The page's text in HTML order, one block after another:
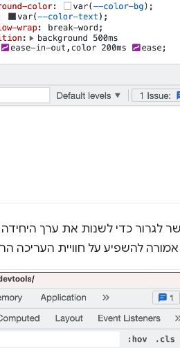
לגרור כדי לשנות את ערך
להשפיע על חוויית העריכה